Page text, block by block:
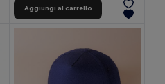
Aggiungi al carrello